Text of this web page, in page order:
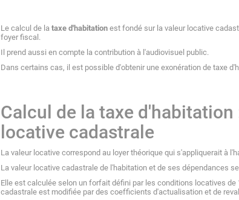
Le calcul de la taxe d'habitation est fondé sur la valeur locative
foyer fiscal.
Il prend aussi en compte la contribution à l'audiovisuel public.
Dans certains cas, il est possible d'obtenir une exonération de taxe
Calcul de la taxe d'habitation
locative cadastrale
La valeur locative correspond au loyer théorique qui s'appliquerait à
La valeur locative cadastrale de l'habitation et de ses dépendances
Elle est calculée selon un forfait défini par les conditions locatives
cadastrale est modifiée par des coefficients d'actualisation et de